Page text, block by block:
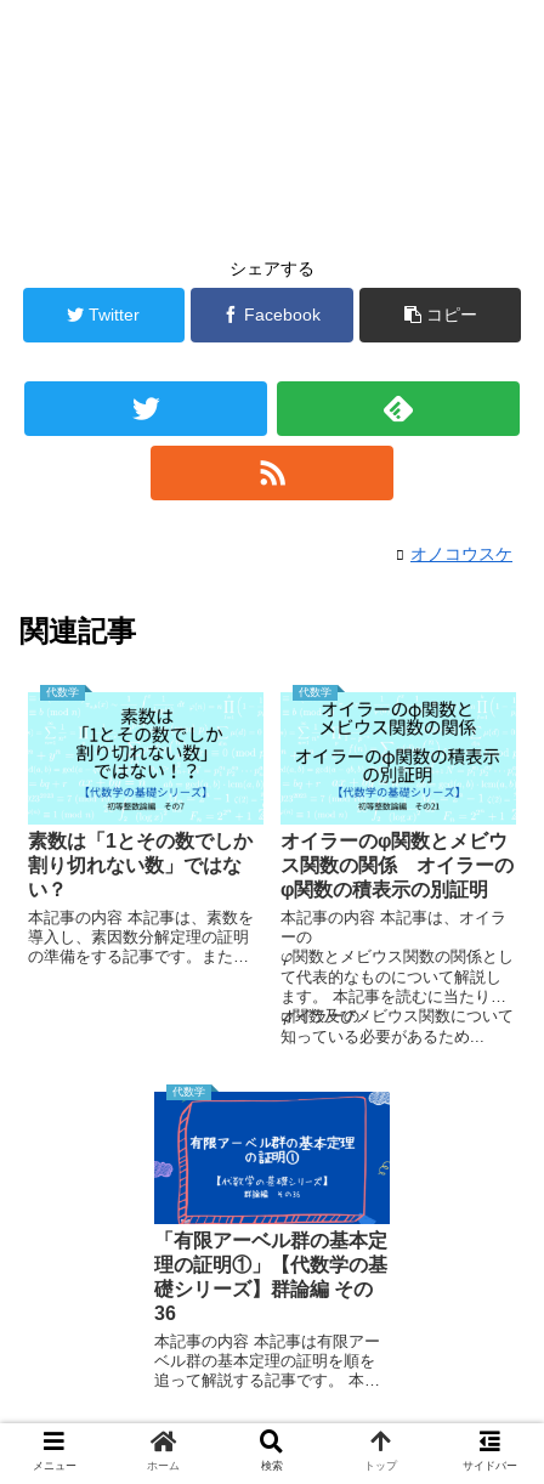
シェアする
Twitter Facebook コピー
オノコウスケ
関連記事
代数学
素数は「1とその数でしか
割り切れない数」ではな
い？
本記事の内容 本記事は、素数を
導入し、素因数分解定理の証明
の準備をする記事です。また、
代数学
オイラーのφ関数とメビウ
ス関数の関係 オイラーの
φ関数の積表示の別証明
本記事の内容 本記事は、オイラ
ーの
φ
φ関数とメビウス関数の関係とし
て代表的なものについて解説し
ます。 本記事を読むに当たり、
オイラーの
φ
φ関数及びメビウス関数について
知っている必要があるため...
代数学
「有限アーベル群の基本定
理の証明①」【代数学の基
礎シリーズ】群論編 その
36
本記事の内容 本記事は有限アー
ベル群の基本定理の証明を順を
追って解説する記事です。 本記
群、位数、同型、中国式剰余定
理について知っている必要があ
るため、以下の記事も合わせて
スポンサーリンク
メニュー ホーム 検索 トップ サイドバー